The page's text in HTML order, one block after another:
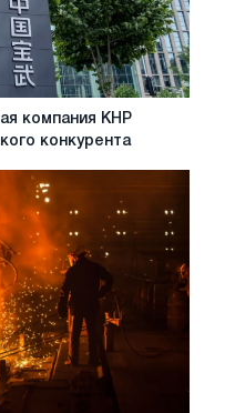
компания КНР
конкурента